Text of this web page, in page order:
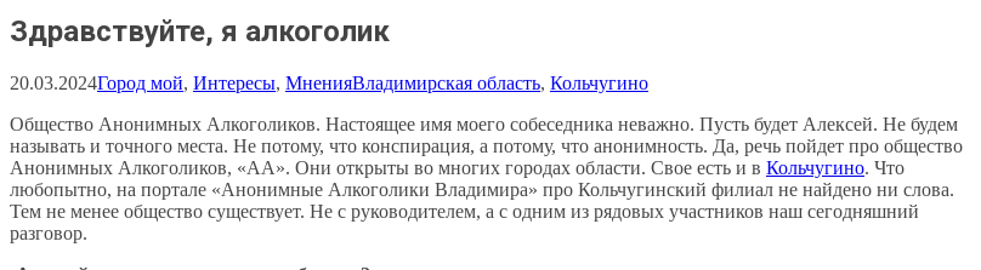
Здравствуйте, я алкоголик
20.03.2024Город мой, Интересы, МненияВладимирская область, Кольчугино
Общество Анонимных Алкоголиков. Настоящее имя моего собеседника неважно. Пусть будет Алексей. Не будем
называть и точного места. Не потому, что конспирация, а потому, что анонимность. Да, речь пойдет про общество
Анонимных Алкоголиков, «АА». Они открыты во многих городах области. Свое есть и в Кольчугино. Что
любопытно, на портале «Анонимные Алкоголики Владимира» про Кольчугинский филиал не найдено ни слова.
Тем не менее общество существует. Не с руководителем, а с одним из рядовых участников наш сегодняшний
разговор.